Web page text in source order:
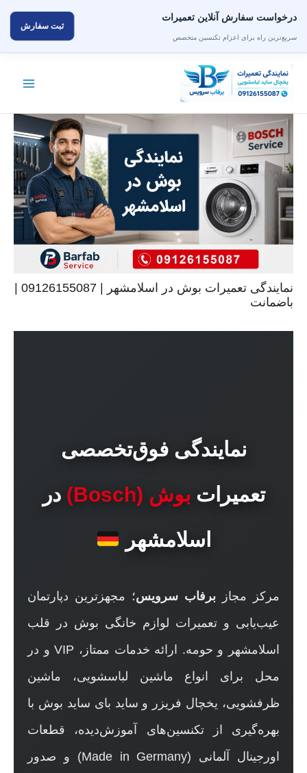
محتوا
نمایندگی تعمیرات بوش در اسلامشهر | 09126155087 |
باضمانت
نمایندگی فوق‌تخصصی
تعمیرات بوش (Bosch)
در
اسلامشهر
مرکز مجاز برفاب سرویس؛ مجهزترین دپارتمان
عیب‌یابی و تعمیرات لوازم خانگی بوش در قلب
اسلامشهر و حومه. ارائه خدمات ممتاز، VIP و در
محل برای انواع ماشین لباسشویی، ماشین
ظرفشویی، یخچال فریزر و ساید بای ساید بوش با
بهره‌گیری از تکنسین‌های آموزش‌دیده، قطعات
اورجینال آلمانی (Made in Germany) و صدور
درخواست سفارش آنلاین تعمیرات
سریع‌ترین راه برای اعزام تکنسین متخصص
ثبت سفارش